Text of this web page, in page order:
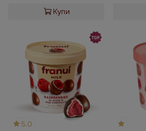
Купи
5.0